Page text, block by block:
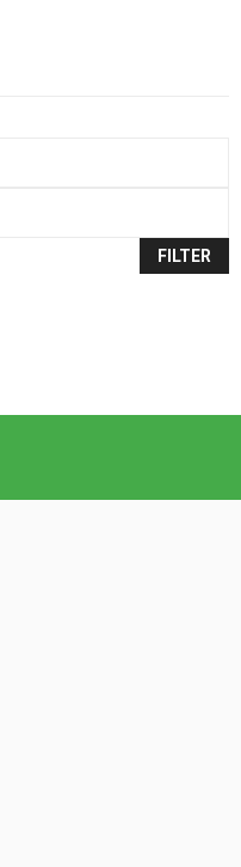
FILTER